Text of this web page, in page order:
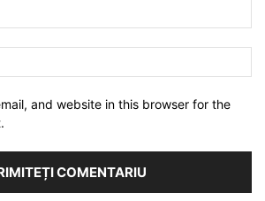
and website in this browser for the